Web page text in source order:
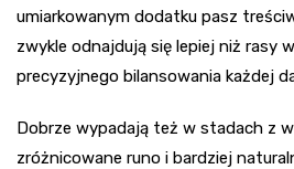
umiarkowanym dodatku pasz
zwykle odnajdują się lepiej niż rasy
precyzyjnego bilansowania każdej
Dobrze wypadają też w stadach z
zróżnicowane runo i bardziej